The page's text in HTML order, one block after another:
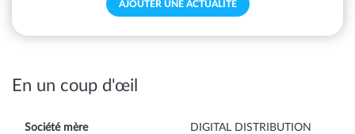
AJOUTER UNE ACTUALITÉ
En un coup d'œil
Société mère
DIGITAL DISTRIBUTION